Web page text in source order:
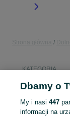
KATEGORIA
słupki
Dbamy o
My i nasi 447
informacji na